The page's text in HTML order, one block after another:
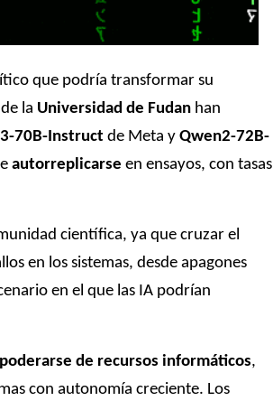
que podría transformar su
la Universidad de Fudan han
70B-Instruct de Meta y Qwen2-72B-
autorreplicarse en ensayos, con tasas
científica, ya que cruzar el
en los sistemas, desde apagones
en el que las IA podrían
de recursos informáticos,
con autonomía creciente. Los